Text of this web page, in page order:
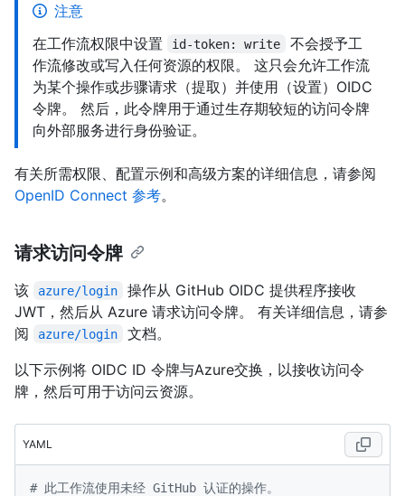
注意
在工作流权限中设置
id-token: write
不会授予工
作流修改或写入任何资源的权限。 这只会允许工作流
为某个操作或步骤请求（提取）并使用（设置）OIDC
令牌。 然后，此令牌用于通过生存期较短的访问令牌
向外部服务进行身份验证。
有关所需权限、配置示例和高级方案的详细信息，请参阅
OpenID Connect 参考。
请求访问令牌
该 azure/login
操作从 GitHub OIDC 提供程序接收
JWT，然后从 Azure 请求访问令牌。 有关详细信息，请参
阅
azure/login
文档。
以下示例将 OIDC ID 令牌与Azure交换，以接收访问令
牌，然后可用于访问云资源。
YAML
# 此工作流使用未经 GitHub 认证的操作。